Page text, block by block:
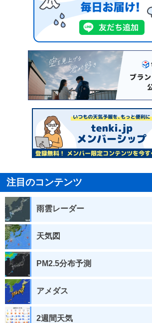
注目のコンテンツ
雨雲レーダー
天気図
PM2.5分布予測
アメダス
2週間天気